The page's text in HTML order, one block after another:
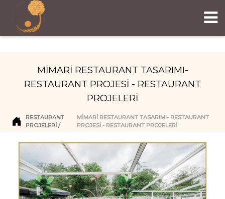
MİMARİ RESTAURANT TASARIMI-
RESTAURANT PROJESİ - RESTAURANT
PROJELERİ
RESTAURANT
PROJELERI
MİMARİ RESTAURANT TASARIMI- RESTAURANT
PROJESİ - RESTAURANT PROJELERİ